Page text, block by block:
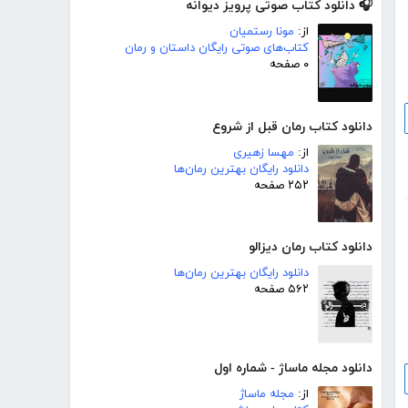
🎧 دانلود کتاب صوتی پرویز دیوانه
از: مونا رستمیان
کتاب‌های صوتی رایگان داستان و رمان
۰ صفحه
دانلود کتاب رمان قبل از شروع
از: مهسا زهیری
دانلود رایگان بهترین رمان‌ها
۲۵۲ صفحه
دانلود کتاب رمان دیزالو
دانلود رایگان بهترین رمان‌ها
۵۶۲ صفحه
دانلود مجله ماساژ - شماره اول
از: مجله ماساژ